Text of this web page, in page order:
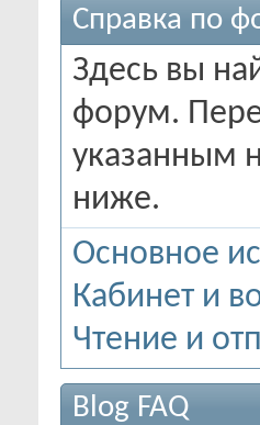
Справка по
Здесь вы
форум.
указанным
ниже.
Основное
Кабинет и
Чтение и
Blog FAQ